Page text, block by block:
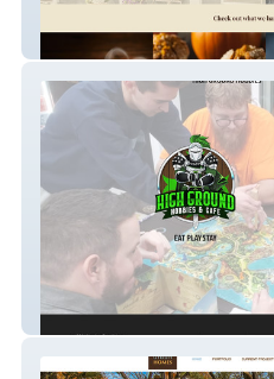
High Ground Hobbies